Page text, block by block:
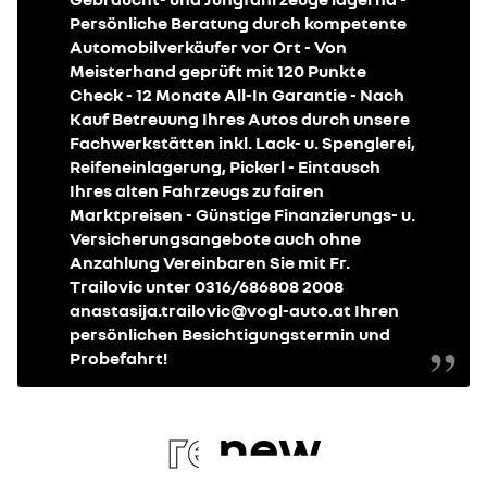
Persönliche Beratung durch kompetente
Automobilverkäufer vor Ort - Von
Meisterhand geprüft mit 120 Punkte
Check - 12 Monate All-In Garantie - Nach
Kauf Betreuung Ihres Autos durch unsere
Fachwerkstätten inkl. Lack- u. Spenglerei,
Reifeneinlagerung, Pickerl - Eintausch
Ihres alten Fahrzeugs zu fairen
Marktpreisen - Günstige Finanzierungs- u.
Versicherungsangebote auch ohne
Anzahlung Vereinbaren Sie mit Fr.
Trailovic unter 0316/686808 2008
anastasija.trailovic@vogl-auto.at Ihren
persönlichen Besichtigungstermin und
Probefahrt!
re new